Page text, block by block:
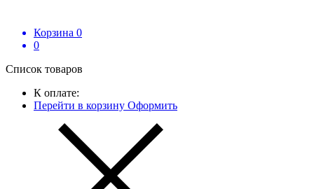
Корзина 0
0
Список товаров
К оплате:
Перейти в корзину Оформить